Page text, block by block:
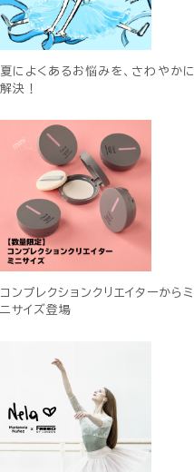
夏によくあるお悩みを、さわやかに
解決！
コンプレクションクリエイターからミ
ニサイズ登場